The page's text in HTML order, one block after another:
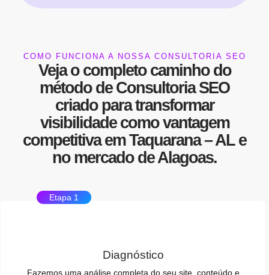
COMO FUNCIONA A NOSSA CONSULTORIA SEO
Veja o completo caminho do
método de Consultoria SEO
criado para transformar
visibilidadecomovantagem
competitivaem Taquarana – AL e
no mercado de Alagoas.
Etapa 1
Diagnóstico
Fazemos uma análise completa do seu site, conteúdo e